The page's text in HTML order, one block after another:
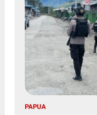
PAPUA